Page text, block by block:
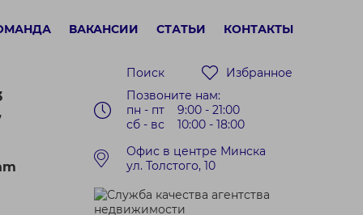
ВАКАНСИИ СТАТЬИ КОНТАКТЫ
Поиск
Избранное
Позвоните нам:
пн - пт 9:00 - 21:00
сб - вс 10:00 - 18:00
Офис в центре Минска
ул. Толстого, 10